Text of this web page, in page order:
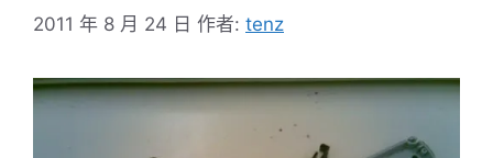
2011 年 8 月 24 日 作者: tenz